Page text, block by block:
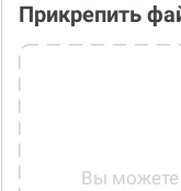
Прикрепить
Вы можете